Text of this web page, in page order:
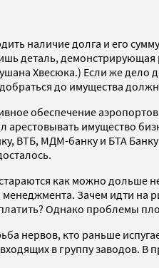
наличие долга и его
деталь, демонстрирующая
Хвесюка.) Если же
до имущества
обеспечение
имущество
ВТБ, МДМ-банку и БТА
как можно дольше
Зачем идти на
Однако проблемы
нервов, кто раньше
в группу заводов.